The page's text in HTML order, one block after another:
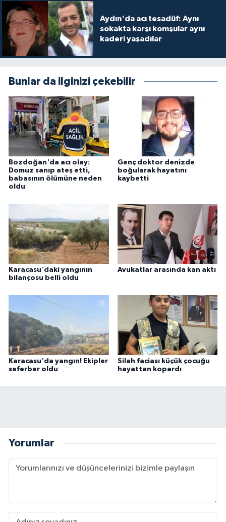
Aydın'da acı tesadüf: Aynı
sokakta karşı komşular aynı
kaderi yaşadılar
Bunlar da ilginizi çekebilir
Bozdoğan'da acı olay:
Domuz sanıp ateş etti,
babasının ölümüne neden
oldu
Genç doktor denizde
boğularak hayatını
kaybetti
Karacasu'daki yangının
bilançosu belli oldu
Avukatlar arasında kan aktı
Karacasu'da yangın! Ekipler
seferber oldu
Silah faciası küçük çocuğu
hayattan kopardı
Yorumlar